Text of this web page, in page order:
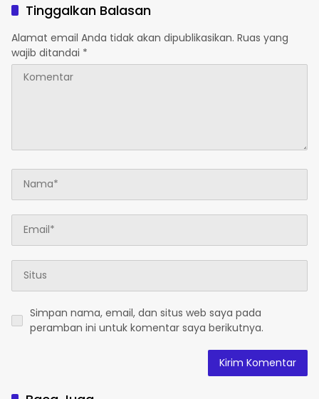
Tinggalkan Balasan
Alamat email Anda tidak akan dipublikasikan. Ruas yang
wajib ditandai *
Simpan nama, email, dan situs web saya pada
peramban ini untuk komentar saya berikutnya.